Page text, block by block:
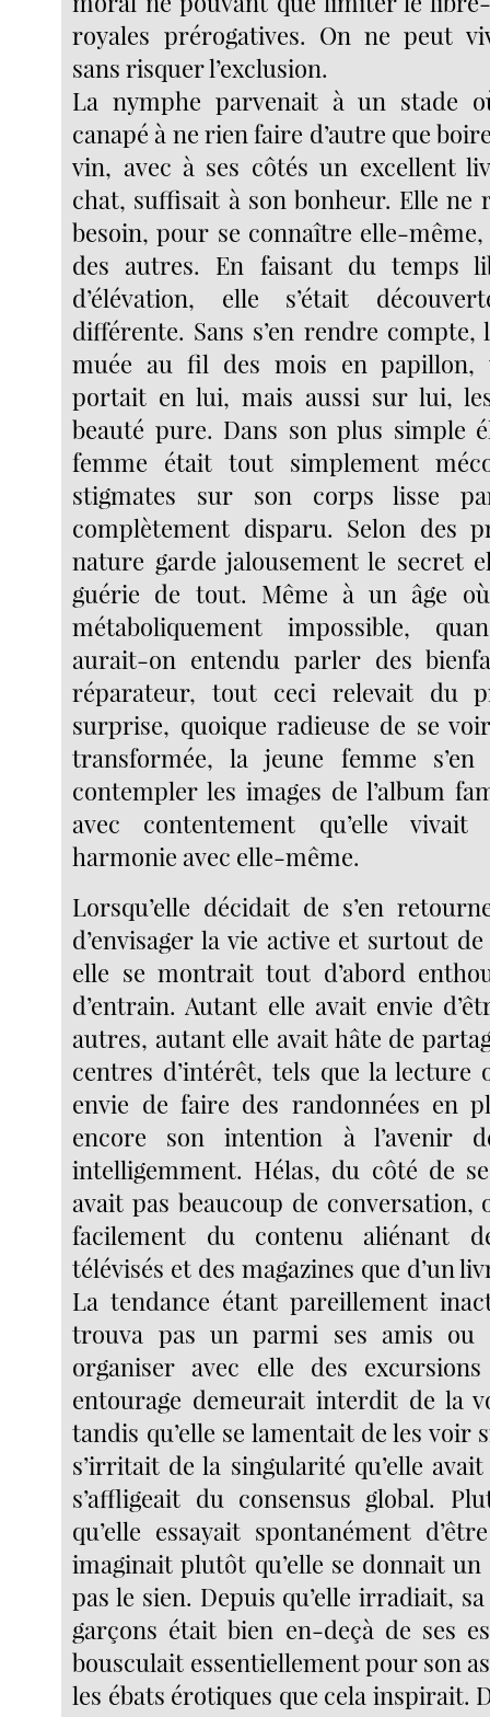
royales prérogatives. On ne peut
sans risquer l’exclusion.
La nymphe parvenait à un stade
canapé à ne rien faire d’autre que
vin, avec à ses côtés un excellent
chat, suffisait à son bonheur. Elle ne
besoin, pour se connaître elle-même,
des autres. En faisant du temps
d’élévation, elle s’était
différente. Sans s’en rendre compte,
muée au fil des mois en papillon,
portait en lui, mais aussi sur lui,
beauté pure. Dans son plus simple
femme était tout simplement
stigmates sur son corps lisse
complètement disparu. Selon des
nature garde jalousement le secret
guérie de tout. Même à un âge
métaboliquement impossible,
aurait-on entendu parler des
réparateur, tout ceci relevait du
surprise, quoique radieuse de se
transformée, la jeune femme s’en
contempler les images de l’album
avec contentement qu’elle
harmonie avec elle-même.
Lorsqu’elle décidait de s’en
d’envisager la vie active et surtout
elle se montrait tout d’abord
d’entrain. Autant elle avait envie
autres, autant elle avait hâte de
centres d’intérêt, tels que la lecture
envie de faire des randonnées en
encore son intention à l’avenir
intelligemment. Hélas, du côté de
avait pas beaucoup de conversation,
facilement du contenu aliénant
télévisés et des magazines que d’un
La tendance étant pareillement
trouva pas un parmi ses amis ou
organiser avec elle des
entourage demeurait interdit de la
tandis qu’elle se lamentait de les voir
s’irritait de la singularité qu’elle
s’affligeait du consensus global.
qu’elle essayait spontanément
imaginait plutôt qu’elle se donnait un
pas le sien. Depuis qu’elle irradiait,
garçons était bien en-deçà de ses
bousculait essentiellement pour son
les ébats érotiques que cela inspirait.